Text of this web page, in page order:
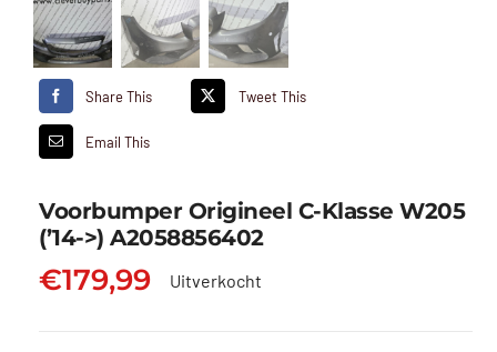
Share This Tweet This
Email This
Voorbumper Origineel C-Klasse W205
(’14->) A2058856402
€179,99 Uitverkocht